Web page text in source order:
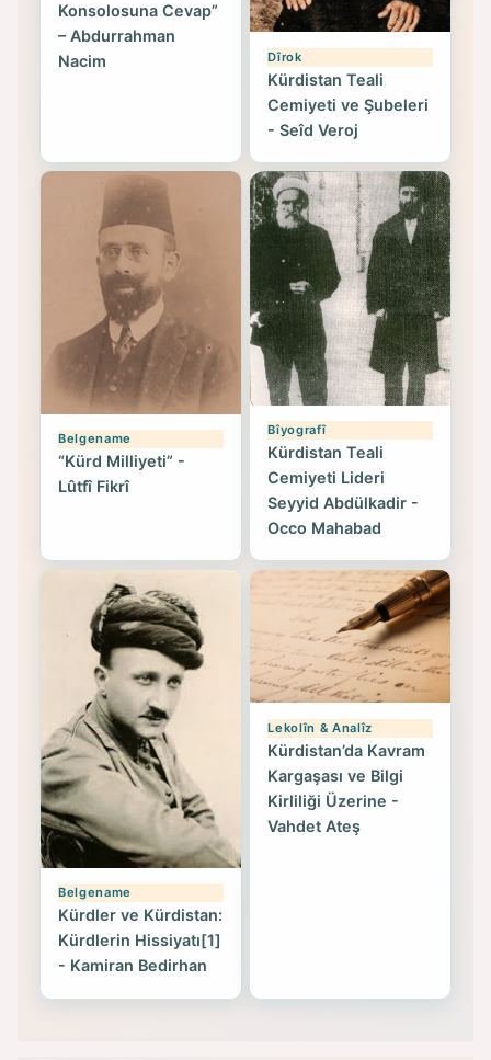
Konsolosuna Cevap”
– Abdurrahman
Nacim
Dîrok
Kürdistan Teali
Cemiyeti ve Şubeleri
- Seîd Veroj
Belgename
“Kürd Milliyeti” -
Lûtfî Fikrî
Bîyografî
Kürdistan Teali
Cemiyeti Lideri
Seyyid Abdülkadir -
Occo Mahabad
Belgename
Kürdler ve Kürdistan:
Kürdlerin Hissiyatı[1]
- Kamiran Bedirhan
Lekolîn & Analîz
Kürdistan’da Kavram
Kargaşası ve Bilgi
Kirliliği Üzerine -
Vahdet Ateş